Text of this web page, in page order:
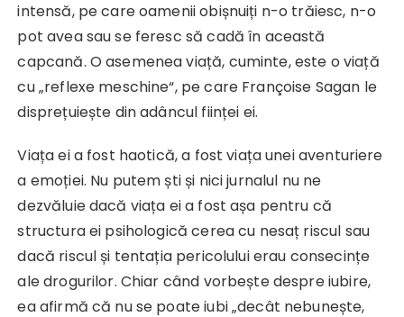
intensă, pe care oamenii obișnuiți n-o trăiesc, n-o
pot avea sau se feresc să cadă în această
capcană. O asemenea viață, cuminte, este o viață
cu „reflexe meschine“, pe care Françoise Sagan le
disprețuiește din adâncul ființei ei.
Viața ei a fost haotică, a fost viața unei aventuriere
a emoției. Nu putem ști și nici jurnalul nu ne
dezvăluie dacă viața ei a fost așa pentru că
structura ei psihologică cerea cu nesaț riscul sau
dacă riscul și tentația pericolului erau consecințe
ale drogurilor. Chiar când vorbește despre iubire,
ea afirmă că nu se poate iubi „decât nebunește,